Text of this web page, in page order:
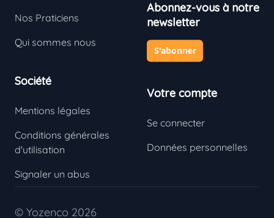
Nos Praticiens
Qui sommes nous
Société
Mentions légales
Conditions générales
d'utilisation
Signaler un abus
Abonnez-vous à notre
newsletter
S'abonner
Votre compte
Se connecter
Données personnelles
© Yozenco 2026